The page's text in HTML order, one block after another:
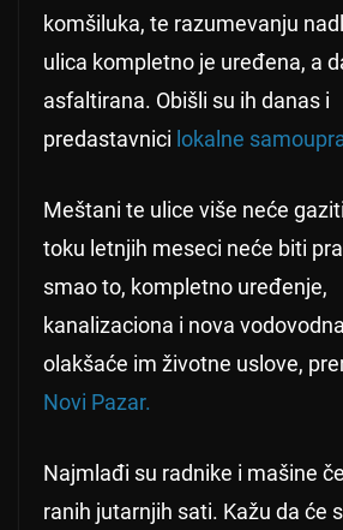
komšiluka, te razumevanju
ulica kompletno je uređena, a
asfaltirana. Obišli su ih danas i
predastavnici lokalne
Meštani te ulice više neće
toku letnjih meseci neće biti
smao to, kompletno uređenje,
kanalizaciona i nova
olakšaće im životne uslove,
Novi Pazar.
Najmlađi su radnike i mašine
ranih jutarnjih sati. Kažu da će